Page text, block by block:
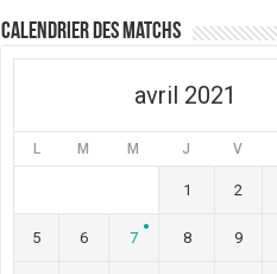
Calendrier des matchs
avril 2021
L M M J V
1 2
5 6 7 8 9